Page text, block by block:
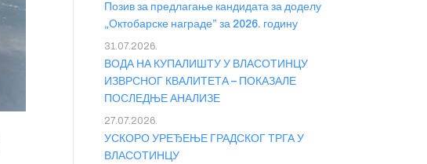
Позив за предлагање кандидата за доделу
„Октобарске награде” за 2026. годину
ВОДА НА КУПАЛИШТУ У ВЛАСОТИНЦУ
ИЗВРСНОГ КВАЛИТЕТА – ПОКАЗАЛЕ
ПОСЛЕДЊЕ АНАЛИЗЕ
31.07.2026.
УСКОРО УРЕЂЕЊЕ ГРАДСКОГ ТРГА У
ВЛАСОТИНЦУ
27.07.2026.